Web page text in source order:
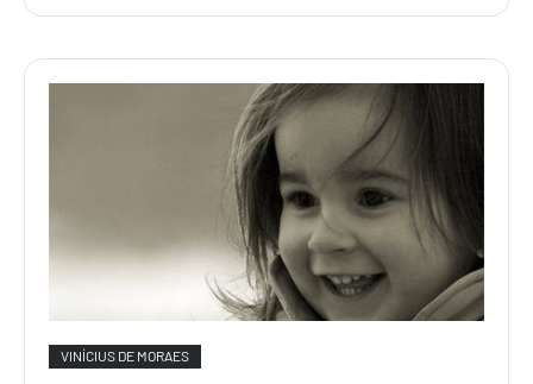
VINÍCIUS DE MORAES